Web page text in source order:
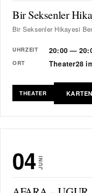
Bir Seksenler
Bir Seksenler Hikayesi
UHRZEIT 20:00 —
ORT Theater28
THEATER
04 JUNI